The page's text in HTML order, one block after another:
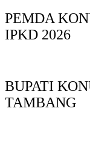
PEMDA
IPKD 2026
BUPATI
TAMBANG